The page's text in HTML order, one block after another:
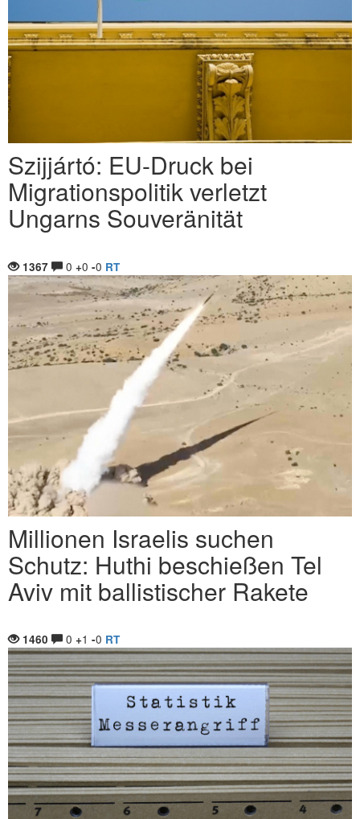
Szijjártó: EU-Druck bei
Migrationspolitik verletzt
Ungarns Souveränität
1367 0 +0 -0 RT
Millionen Israelis suchen
Schutz: Huthi beschießen Tel
Aviv mit ballistischer Rakete
1460 0 +1 -0 RT